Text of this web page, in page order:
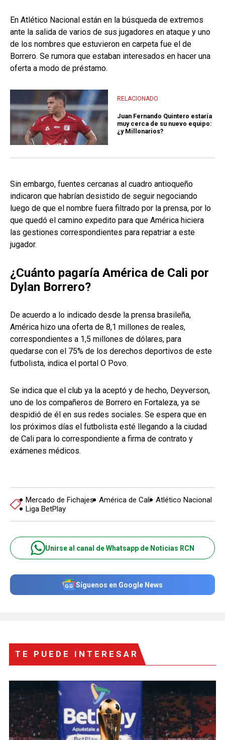
En Atlético Nacional están en la búsqueda de extremos
ante la salida de varios de sus jugadores en ataque y uno
de los nombres que estuvieron en carpeta fue el de
Borrero. Se rumora que estaban interesados en hacer una
oferta a modo de préstamo.
RELACIONADO
Juan Fernando Quintero estaría
muy cerca de su nuevo equipo:
¿y Millonarios?
Sin embargo, fuentes cercanas al cuadro antioqueño
indicaron que habrían desistido de seguir negociando
luego de que el nombre fuera filtrado por la prensa, por lo
que quedó el camino expedito para que América hiciera
las gestiones correspondientes para repatriar a este
jugador.
¿Cuánto pagaría América de Cali por
Dylan Borrero?
De acuerdo a lo indicado desde la prensa brasileña,
América hizo una oferta de 8,1 millones de reales,
correspondientes a 1,5 millones de dólares, para
quedarse con el 75% de los derechos deportivos de este
futbolista, indica el portal O Povo.
Se indica que el club ya la aceptó y de hecho, Deyverson,
uno de los compañeros de Borrero en Fortaleza, ya se
despidió de él en sus redes sociales. Se espera que en
los próximos días el futbolista esté llegando a la ciudad
de Cali para lo correspondiente a firma de contrato y
exámenes médicos.
Mercado de Fichajes América de Cali Atlético Nacional
Liga BetPlay
Unirse al canal de Whatsapp de Noticias RCN
Síguenos en Google News
TE PUEDE INTERESAR